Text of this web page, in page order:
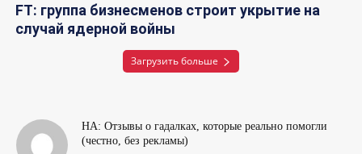
FT: группа бизнесменов строит укрытие на
случай ядерной войны
Загрузить больше
НА: Отзывы о гадалках, которые реально помогли
(честно, без рекламы)